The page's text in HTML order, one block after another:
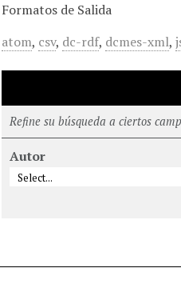
Formatos de Salida
atom, csv, dc-rdf, dcmes-xml,
Refine su búsqueda a ciertos
Autor